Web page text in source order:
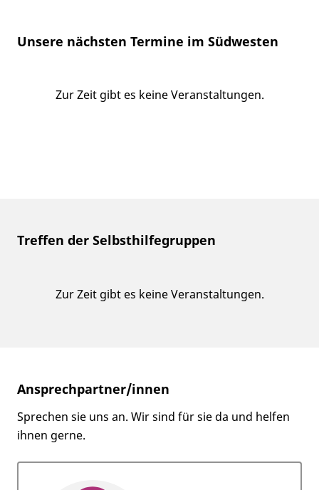
Unsere nächsten Termine im Südwesten
Zur Zeit gibt es keine Veranstaltungen.
Treffen der Selbsthilfegruppen
Zur Zeit gibt es keine Veranstaltungen.
Ansprechpartner/innen
Sprechen sie uns an. Wir sind für sie da und helfen
ihnen gerne.